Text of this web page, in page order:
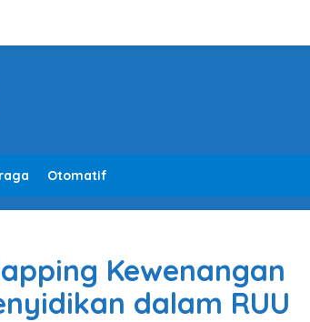
Otomatif
Kewenangan
dalam RUU